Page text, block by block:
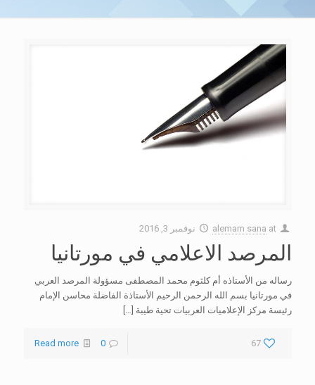
alemam sana at نوفمبر 3, 2016
المرصد الاعلامي في مورتانيا
رساله من الأستاذه أم كلثوم محمد المصطفى مسؤولة المرصد العربي
في مورتانيا بسم الله الرحمن الرحيم الأستاذة الفاضلة محاسن الإمام
رئيسة مركز الإعلاميات العربيات تحية طيبة […]
67
0
Read more